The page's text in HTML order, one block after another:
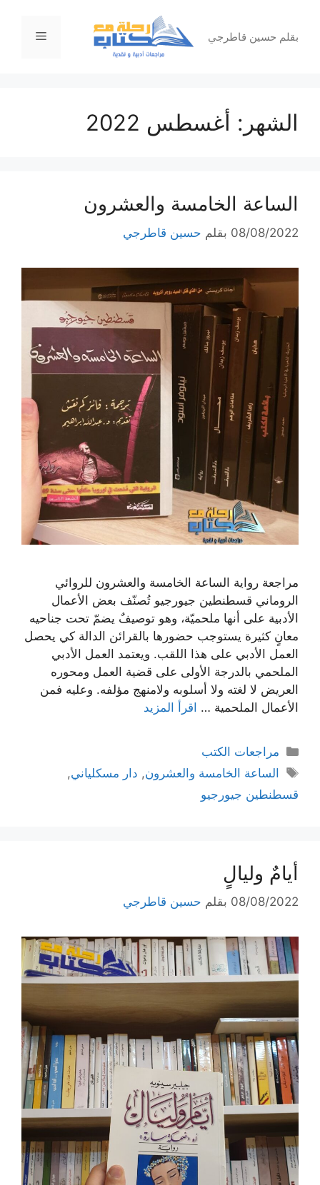
المحتوىبقلم حسين قاطرجي القائمة
الشهر: أغسطس 2022
الساعة الخامسة والعشرون
08/08/2022 بقلم حسين قاطرجي
مراجعة رواية الساعة الخامسة والعشرون للروائي
الروماني قسطنطين جيورجيو تُصنّف بعض الأعمال
الأدبية على أنها ملحميّة، وهو توصيفٌ يضمّ تحت جناحيه
معانٍ كثيرة يستوجب حضورها بالقرائن الدالة كي يحصل
العمل الأدبي على هذا اللقب. ويعتمد العمل الأدبي
الملحمي بالدرجة الأولى على قضية العمل ومحوره
العريض لا لغته ولا أسلوبه ولامنهج مؤلفه. وعليه فمن
الأعمال الملحمية … اقرأ المزيد
التصنيفات
مراجعات الكتب
الوسوم
الساعة الخامسة والعشرون, دار مسكلياني,
قسطنطين جيورجيو
أيامٌ وليالٍ
08/08/2022 بقلم حسين قاطرجي